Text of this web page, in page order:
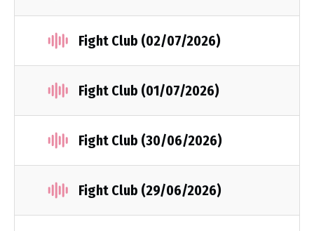
Fight Club (02/07/2026)
Fight Club (01/07/2026)
Fight Club (30/06/2026)
Fight Club (29/06/2026)